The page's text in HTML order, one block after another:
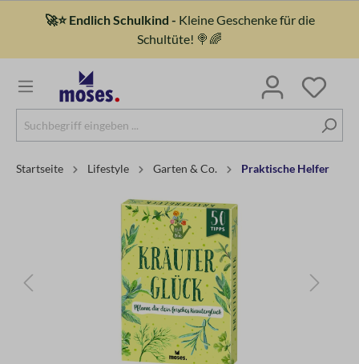
🚀⭐ Endlich Schulkind - Kleine Geschenke für die
Schultüte! 🍭🌈
Startseite Lifestyle Garten & Co. Praktische Helfer